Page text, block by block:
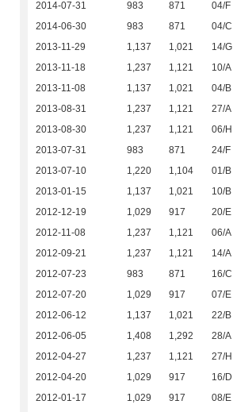
2014-07-31
983 871 04/F
2014-06-30
983 871 04/C
2013-11-29
1,137 1,021 14/G
2013-11-18
1,237 1,121 10/A
2013-11-08
1,137 1,021 04/B
2013-08-31
1,237 1,121 27/A
2013-08-30
1,237 1,121 06/H
2013-07-31
983 871 24/F
2013-07-10
1,220 1,104 01/B
2013-01-15
1,137 1,021 10/B
2012-12-19
1,029 917 20/E
2012-11-08
1,237 1,121 06/A
2012-09-21
1,237 1,121 14/A
2012-07-23
983 871 16/C
2012-07-20
1,029 917 07/E
2012-06-12
1,137 1,021 22/B
2012-06-05
1,408 1,292 28/A
2012-04-27
1,237 1,121 27/H
2012-04-20
1,029 917 16/D
2012-01-17
1,029 917 08/E